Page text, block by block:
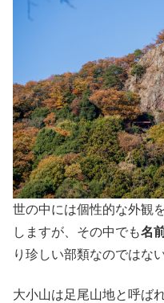
世の中には個性的な外観
しますが、その中でも名
り珍しい部類なのではな
大小山は足尾山地と呼ば